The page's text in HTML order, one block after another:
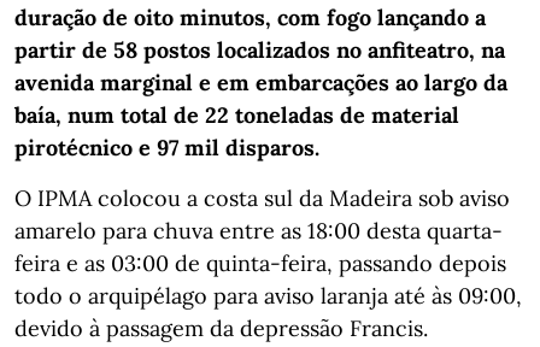
duração de oito minutos, com fogo lançando a
partir de 58 postos localizados no anfiteatro, na
avenida marginal e em embarcações ao largo da
baía, num total de 22 toneladas de material
pirotécnico e 97 mil disparos.
O IPMA colocou a costa sul da Madeira sob aviso
amarelo para chuva entre as 18:00 desta quarta-
feira e as 03:00 de quinta-feira, passando depois
todo o arquipélago para aviso laranja até às 09:00,
devido à passagem da depressão Francis.